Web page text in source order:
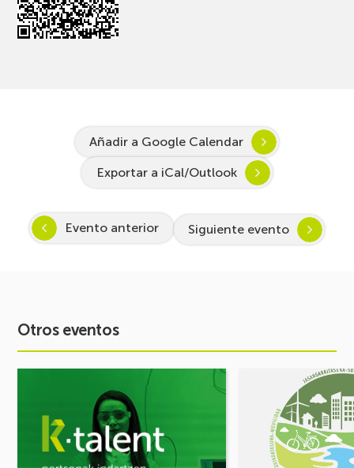
Añadir a Google Calendar
Exportar a iCal/Outlook
Evento anterior Siguiente evento
Otros eventos
STEAM
MOVILIDAD
¡Comparte